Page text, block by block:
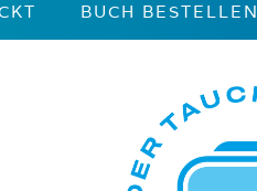
BUCH BESTELLEN